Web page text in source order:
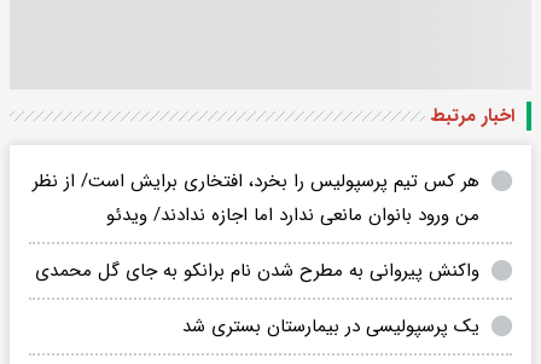
اخبار مرتبط
هر کس تیم پرسپولیس را بخرد، افتخاری برایش است/ از نظر
من ورود بانوان مانعی ندارد اما اجازه ندادند/ ویدئو
واکنش پیروانی به مطرح شدن نام برانکو به جای گل محمدی
یک پرسپولیسی در بیمارستان بستری شد